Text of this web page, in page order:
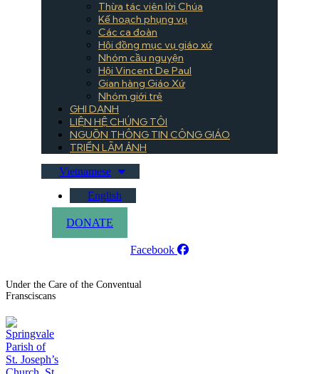
Thừa tác viên lời Chúa
Kế hoạch phụng vụ
Các ca đoàn
Hội đồng mục vụ giáo xứ
Nhóm cầu nguyện
Hội Vincent De Paul
Gian hàng Giáo Xứ
Nhóm giới trẻ
GHI DANH
LIỆN HỆ CHÚNG TÔI
NGUỒN THÔNG TIN CÔNG GIÁO
TRIỂN LÃM ẢNH
Vietnamese
English
DONATE
Facebook
Under the Care of the Conventual
Fransciscans